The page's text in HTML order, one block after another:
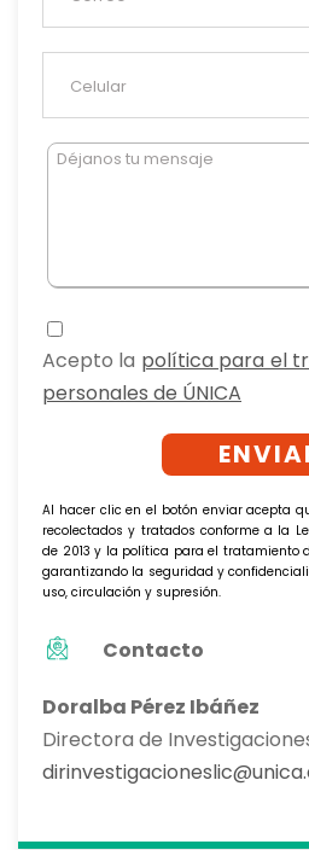
Acepto la política para el
personales de ÚNICA
Al hacer clic en el botón enviar acepta
recolectados y tratados conforme a la
de 2013 y la política para el tratamiento
garantizando la seguridad y
uso, circulación y supresión.
Contacto
Doralba Pérez Ibáñez
Directora de